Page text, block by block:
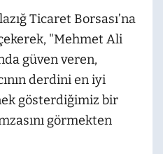
Ticaret Borsası’na
"Mehmet Ali
güven veren,
derdini en iyi
gösterdiğimiz bir
görmekten